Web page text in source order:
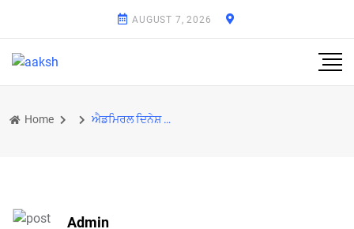
AUGUST 7, 2026
Home ਐਡਮਿਰਲ ਦਿਨੇਸ਼ ਕੁਮਾਰ ਤ੍ਰਿਪਾਠੀ ਨੇ ਨਵੇਂ ਜਲ ਸੈਨਾ ਮੁਖੀ ਦਾ ਅਹੁਦਾ ਸੰਭਾਲਿਆ, ਕਿਹਾ- 'ਆਤਮ-ਨਿਰਭਰਤਾ' ਦੀ ਦਿਸ਼ਾ 'ਚ
Admin